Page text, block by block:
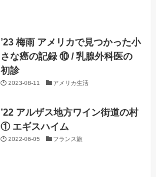
’23 梅雨 アメリカで見つかった小
さな癌の記録 ⑩ / 乳腺外科医の
初診
2023-08-11 アメリカ生活
’22 アルザス地方ワイン街道の村
① エギスハイム
2022-06-05 フランス旅